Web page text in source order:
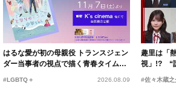
はるな愛が初の母親役 トランスジェン
ダー当事者の視点で描く青春タイムス
#LGBTQ＋ 2026.08.09
趣里は「
視」!? “
『踊る大
#佐々木蔵之